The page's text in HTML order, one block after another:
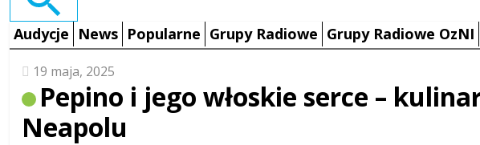
Audycje News Popularne Grupy Radiowe Grupy Radiowe OzNI
19 maja, 2025
Pepino i jego włoskie serce –
Neapolu